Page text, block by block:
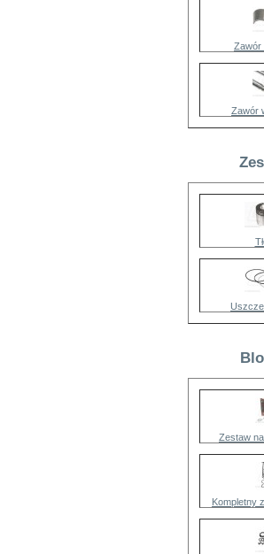
Zawór
Zawór
Zestaw
Kompletny